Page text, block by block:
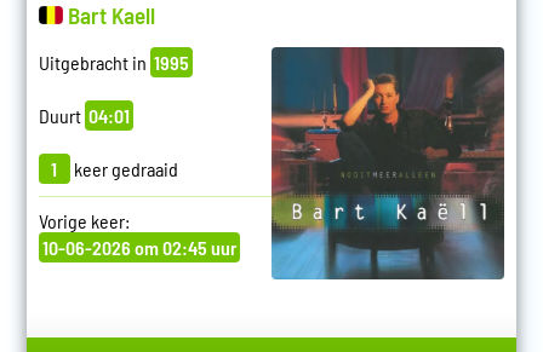
Bart Kaell
Uitgebracht in 1995
Duurt 04:01
1 keer gedraaid
Vorige keer:
10-06-2026 om 02:45 uur